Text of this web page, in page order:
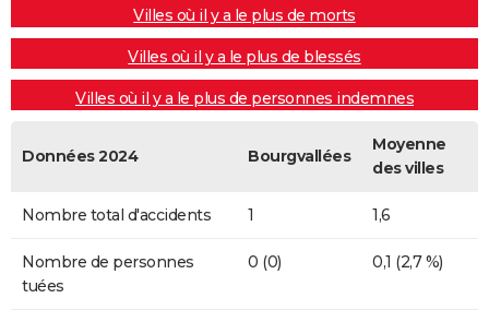
Villes où il y a le plus de morts
Villes où il y a le plus de blessés
Villes où il y a le plus de personnes indemnes
Données 2024 Bourgvallées
Moyenne
des villes
Nombre total d'accidents 1 1,6
Nombre de personnes
tuées
0 (0) 0,1 (2,7 %)